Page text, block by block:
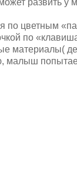
развить у
по цветным
по
материалы(
малыш